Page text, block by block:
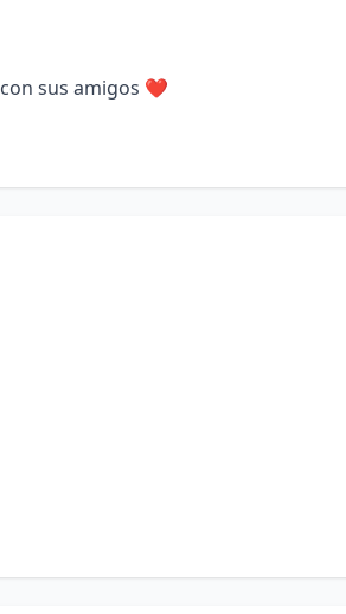
con sus amigos ❤️